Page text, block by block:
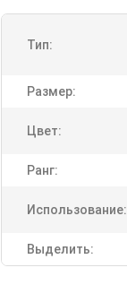
Тип:
Размер:
Цвет:
Ранг:
Использование:
Выделить: